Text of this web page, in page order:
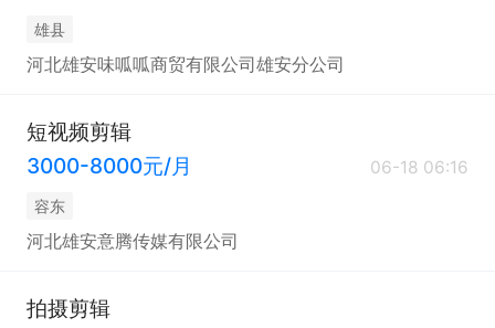
雄县
河北雄安味呱呱商贸有限公司雄安分公司
短视频剪辑
3000-8000元/月
06-18 06:16
容东
河北雄安意腾传媒有限公司
拍摄剪辑